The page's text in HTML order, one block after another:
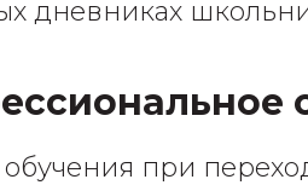
дневниках
обучения при